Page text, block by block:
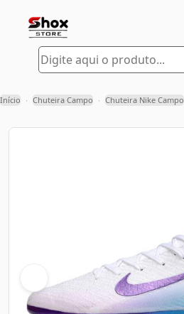
Início › Chuteira Campo › Chuteira Nike Campo